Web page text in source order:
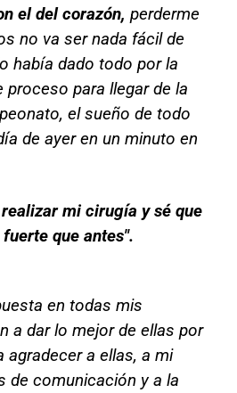
el del corazón, perderme
no va ser nada fácil de
había dado todo por la
para llegar de la
el sueño de todo
de ayer en un minuto en
mi cirugía y sé que
que antes".
en todas mis
a dar lo mejor de ellas por
agradecer a ellas, a mi
de comunicación y a la